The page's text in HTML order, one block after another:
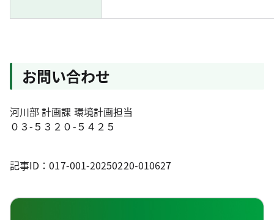
お問い合わせ
河川部 計画課 環境計画担当
０３-５３２０-５４２５
記事ID：017-001-20250220-010627